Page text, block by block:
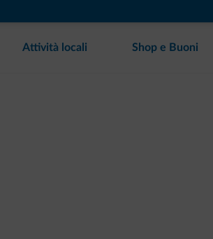
Attività locali Shop e Buoni